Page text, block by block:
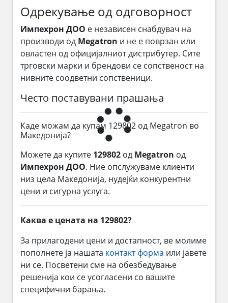
Одрекување од одговорност
Импехрон ДОО е независен снабдувач на
производи од Megatron и не е поврзан или
овластен од официјалниот дистрибутер. Сите
трговски марки и брендови се сопственост на
нивните соодветни сопственици.
Често поставувани прашања
Каде можам да купам 129802 од Megatron во
Македонија?
Можете да купите 129802 од Megatron од
Импехрон ДОО. Ние опслужуваме клиенти
низ цела Македонија, нудејќи конкурентни
цени и сигурна услуга.
Каква е цената на 129802?
За прилагодени цени и достапност, ве молиме
пополнете ја нашата контакт форма или јавете
ни се. Посветени сме на обезбедување
решенија кои се усогласени со вашите
специфични барања.